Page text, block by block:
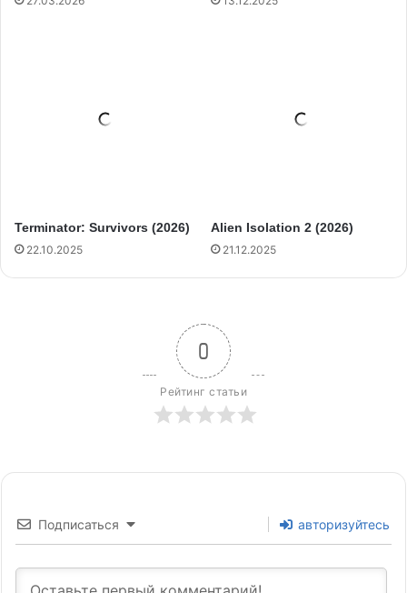
Terminator: Survivors (2026)
22.10.2025
Alien Isolation 2 (2026)
21.12.2025
0
Рейтинг статьи
Подписаться авторизуйтесь